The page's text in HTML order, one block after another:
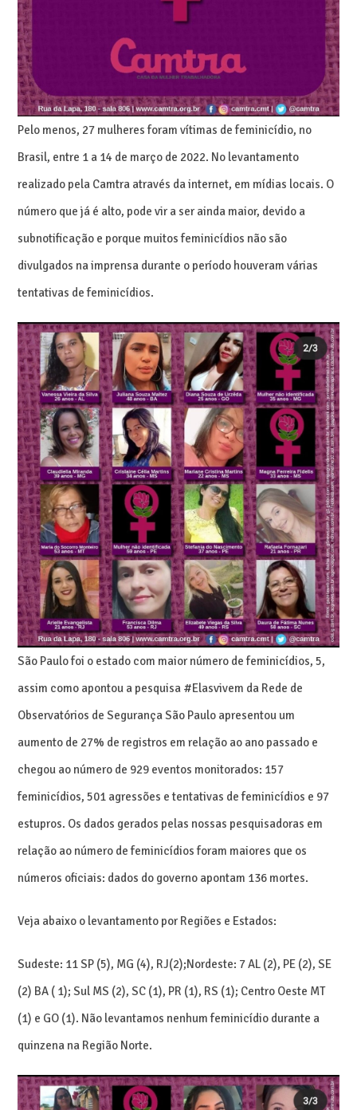
Pelo menos, 27 mulheres foram vítimas de feminicídio, no
Brasil, entre 1 a 14 de março de 2022. No levantamento
realizado pela Camtra através da internet, em mídias locais. O
número que já é alto, pode vir a ser ainda maior, devido a
subnotificação e porque muitos feminicídios não são
divulgados na imprensa durante o período houveram várias
tentativas de feminicídios.
São Paulo foi o estado com maior número de feminicídios, 5,
assim como apontou a pesquisa #Elasvivem da Rede de
Observatórios de Segurança São Paulo apresentou um
aumento de 27% de registros em relação ao ano passado e
chegou ao número de 929 eventos monitorados: 157
feminicídios, 501 agressões e tentativas de feminicídios e 97
estupros. Os dados gerados pelas nossas pesquisadoras em
relação ao número de feminicídios foram maiores que os
números oficiais: dados do governo apontam 136 mortes.
Veja abaixo o levantamento por Regiões e Estados:
Sudeste: 11 SP (5), MG (4), RJ(2);Nordeste: 7 AL (2), PE (2), SE
(2) BA ( 1); Sul MS (2), SC (1), PR (1), RS (1); Centro Oeste MT
(1) e GO (1). Não levantamos nenhum feminicídio durante a
quinzena na Região Norte.